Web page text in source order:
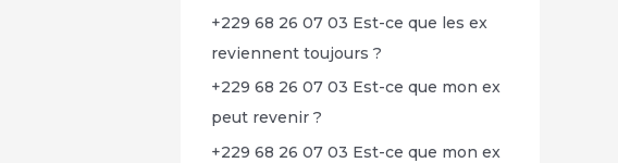
+229 68 26 07 03 Est-ce que les ex
reviennent toujours ?
+229 68 26 07 03 Est-ce que mon ex
peut revenir ?
+229 68 26 07 03 Est-ce que mon ex